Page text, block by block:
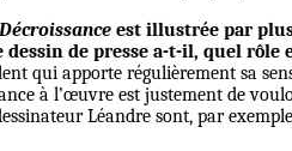
est illustrée par
de presse a-t-il, quel
qui apporte régulièrement sa
à l’œuvre est justement de
Léandre sont, par